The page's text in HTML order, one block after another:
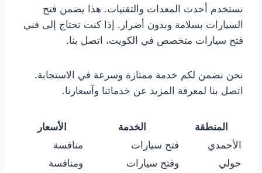
نستخدم أحدث المعدات والتقنيات. هذا يضمن فتح
السيارات بسلامة وبدون أضرار. إذا كنت تحتاج إلى فني
فتح سيارات متخصص في الكويت، اتصل بنا.
نحن نضمن لكم خدمة ممتازة وسرعة في الاستجابة.
اتصل بنا لمعرفة المزيد عن خدماتنا وآسعارنا.
المنطقة الخدمة
الأسعار
الأحمدي
فتح سيارات
منافسة
حولي
وفتح سيارات
ومنافسة